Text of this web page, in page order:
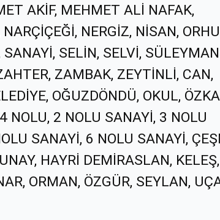
AKİF, MEHMET ALİ NAFAK,
NERGİZ, NİSAN,
SELİN, SELVİ,
ZAMBAK, ZEYTİNLİ, CAN,
OĞUZDÖNDÜ, OKUL,
NOLU, 2 NOLU SANAYİ, 3 NOLU
SANAYİ, 6 NOLU SANAYİ,
HAYRİ DEMİRASLAN, KELEŞ,
ORMAN, ÖZGÜR, SEYLAN,